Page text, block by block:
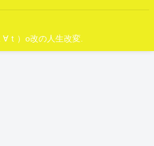
ｔ）o改の人生改変.